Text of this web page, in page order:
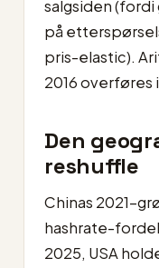
salgsiden
på
pris-elastic).
2016 overføres
Den
reshuffle
Chinas 2021-
hashrate-
2025, USA